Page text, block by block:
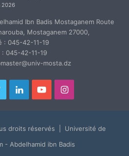
2026
Ibn Badis Mostaganem Route
Mostaganem 27000,
: 045-42-11-19
: 045-42-11-19
mosta.dz
TwitterLinkedinYouTubeInstagram
droits réservés | Université de
- Abdelhamid ibn Badis